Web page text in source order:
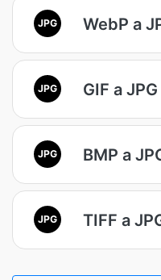
JPG WebP a
JPG GIF a JPG
JPG BMP a
JPG TIFF a